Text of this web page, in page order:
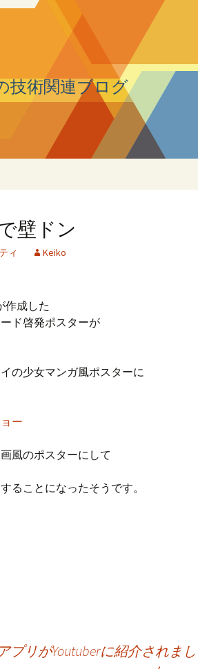
術関連ブログ
壁ドン
ィ Keiko
作成した
ド啓発ポスターが
の少女マンガ風ポスターに
ー
風のポスターにして
ることになったそうです。
リがYoutuberに紹介されまし